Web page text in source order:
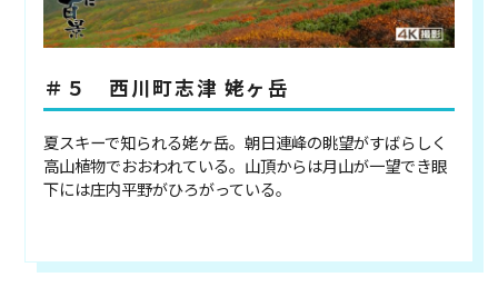
＃５ 西川町志津 姥ヶ岳
夏スキーで知られる姥ヶ岳。朝日連峰の眺望がすばらしく
高山植物でおおわれている。山頂からは月山が一望でき眼
下には庄内平野がひろがっている。